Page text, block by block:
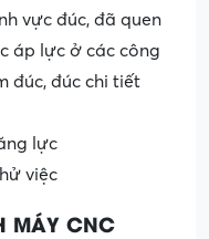
vực đúc, đã quen
áp lực ở các công
đúc, đúc chi tiết
lực
việc
MÁY CNC